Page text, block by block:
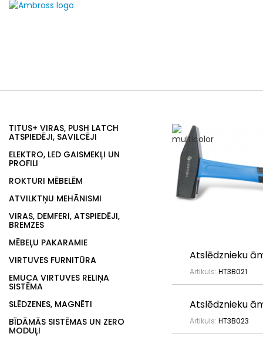
TITUS+ VIRAS, PUSH LATCH
ATSPIEDĒJI, SAVILCĒJI
ELEKTRO, LED GAISMEKĻI UN
PROFILI
ROKTURI MĒBELĒM
ATVILKTŅU MEHĀNISMI
VIRAS, DEMFERI, ATSPIEDĒJI,
BREMZES
MĒBEĻU PAKARAMIE
VIRTUVES FURNITŪRA
EMUCA VIRTUVES RELIŅA
SISTĒMA
SLĒDZENES, MAGNĒTI
BĪDĀMĀS SISTĒMAS UN ZERO
MODUĻI
Atslēdznieku
Artikuls: HT3B021
Atslēdznieku
Artikuls: HT3B023